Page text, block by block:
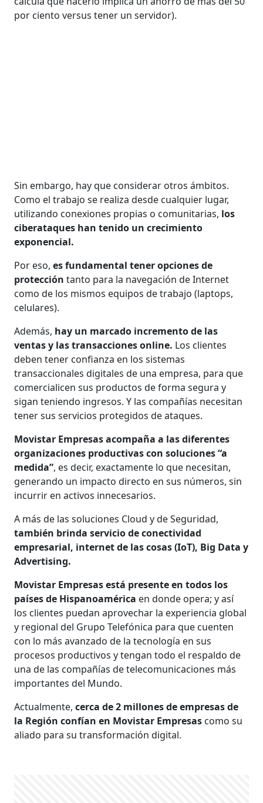
por ciento versus tener un servidor).
Sin embargo, hay que considerar otros ámbitos.
Como el trabajo se realiza desde cualquier lugar,
utilizando conexiones propias o comunitarias, los
ciberataques han tenido un crecimiento
exponencial.
Por eso,es fundamental tener opciones de
proteccióntanto para la navegación de Internet
como de los mismos equipos de trabajo (laptops,
celulares).
Además, hay un marcado incremento de las
ventas y las transacciones online. Los clientes
deben tener confianza en los sistemas
transaccionales digitales de una empresa, para que
comercialicen sus productos de forma segura y
sigan teniendo ingresos. Y las compañías necesitan
tener sus servicios protegidos de ataques.
Movistar Empresas acompaña a las diferentes
organizaciones productivas con soluciones “a
medida”, es decir, exactamente lo que necesitan,
generando un impacto directo en sus números, sin
incurrir en activos innecesarios.
A más de las soluciones Cloud y de Seguridad,
también brinda servicio de conectividad
empresarial, internet de las cosas (IoT), Big Data y
Advertising.
Movistar Empresas está presente en todos los
países de Hispanoamérica en donde opera; y así
los clientes puedan aprovechar la experiencia global
y regional del Grupo Telefónica para que cuenten
con lo más avanzado de la tecnología en sus
procesos productivos y tengan todo el respaldo de
una de las compañías de telecomunicaciones más
importantes del Mundo.
Actualmente,cerca de 2 millones de empresas de
la Región confían en Movistar Empresas como su
aliado para su transformación digital.